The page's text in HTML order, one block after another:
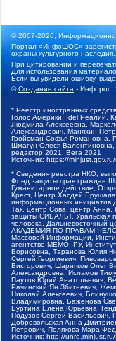
© 2007-2026,
Портал «ИнфоШОС»
охраны культурного
При цитировании и
Для использования
Если вы увидели ошибку,
©Создание сайта - Инфорос,
* Реестр иностранных
Голос Америки, Idel.Реалии,
Людмила Алексеевна,
Александрович, Маняхин
Гройсман Софья Романовна,
Шмагун Олеся
редактор 2021, Вега 2021
Источник: https://
* Сведения реестра НКО,
Фонд защиты прав граждан
Гуманитарное действие,
Крест, Центр Хасдей
информационных инициатив
Так, центр Сова, центр
защиты СИБАЛЬТ, Уральская
человека, Дальневосточный
АКАДЕМИЯ ПО ПРАВАМ
Массовой Информации,
агентство МЕМО. РУ,
Борисовна, Таранова Юлия
Сергей Георгиевич,
Викторович, Шарипков Олег
Александровна, Исламов
Паутов Юрий Анатольевич,
Рачинский Ян Збигневич,
Николай Алексеевич,
Владимировна, Баженова
Буртина Елена Юрьевна,
Подузов Сергей Васильевич,
Добровольская Анна
Петрович, Полякова Мара
Источник: http://